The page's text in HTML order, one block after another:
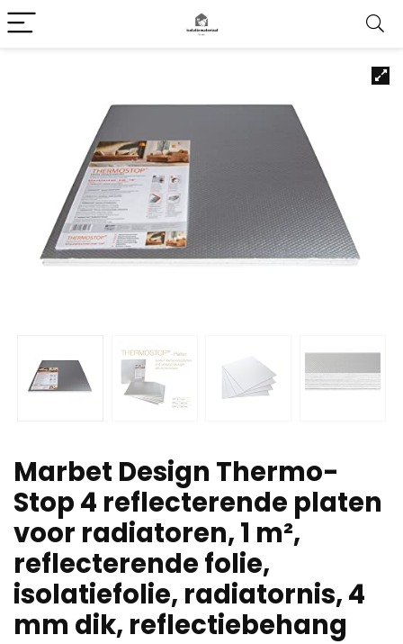
Marbet Design Thermo-
Stop 4 reflecterende platen
voor radiatoren, 1 m²,
reflecterende folie,
isolatiefolie, radiatornis, 4
mm dik, reflectiebehang